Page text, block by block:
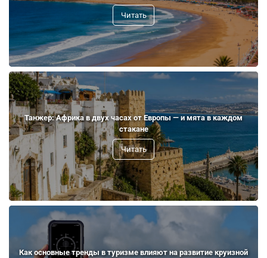
Читать
Танжер: Африка в двух часах от Европы — и мята в каждом
стакане
Читать
Как основные тренды в туризме влияют на развитие круизной